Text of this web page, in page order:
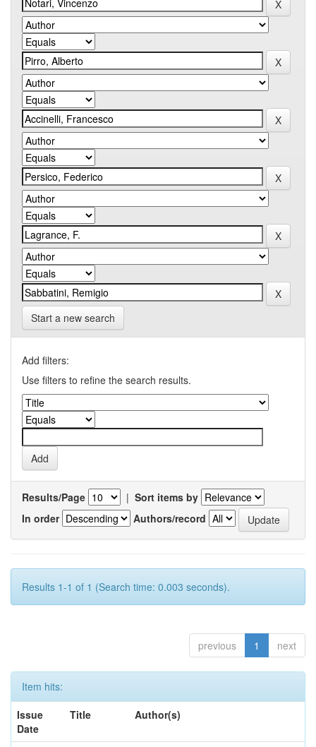
Start a new search
Add filters:
Use filters to refine the search results.
Results/Page | Sort items by
In order
Authors/record
Results 1-1 of 1 (Search time: 0.003 seconds).
previous 1 next
Item hits:
Issue
Date
Title Author(s)